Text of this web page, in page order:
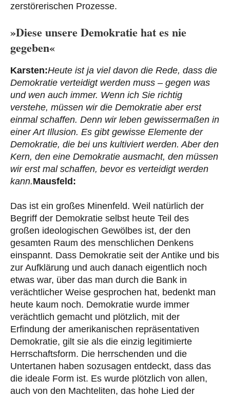
zerstörerischen Prozesse.
»Diese unsere Demokratie hat es nie
gegeben«
Karsten:Heute ist ja viel davon die Rede, dass die
Demokratie verteidigt werden muss – gegen was
und wen auch immer. Wenn ich Sie richtig
verstehe, müssen wir die Demokratie aber erst
einmal schaffen. Denn wir leben gewissermaßen in
einer Art Illusion. Es gibt gewisse Elemente der
Demokratie, die bei uns kultiviert werden. Aber den
Kern, den eine Demokratie ausmacht, den müssen
wir erst mal schaffen, bevor es verteidigt werden
kann.Mausfeld:
Das ist ein großes Minenfeld. Weil natürlich der
Begriff der Demokratie selbst heute Teil des
großen ideologischen Gewölbes ist, der den
gesamten Raum des menschlichen Denkens
einspannt. Dass Demokratie seit der Antike und bis
zur Aufklärung und auch danach eigentlich noch
etwas war, über das man durch die Bank in
verächtlicher Weise gesprochen hat, bedenkt man
heute kaum noch. Demokratie wurde immer
verächtlich gemacht und plötzlich, mit der
Erfindung der amerikanischen repräsentativen
Demokratie, gilt sie als die einzig legitimierte
Herrschaftsform. Die herrschenden und die
Untertanen haben sozusagen entdeckt, dass das
die ideale Form ist. Es wurde plötzlich von allen,
auch von den Machteliten, das hohe Lied der